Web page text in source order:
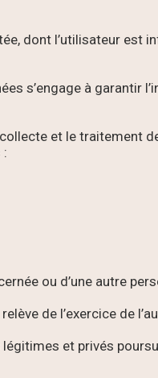
dont l’utilisateur est
s’engage à garantir
et le traitement
:
ou d’une autre
de l’exercice de
et privés